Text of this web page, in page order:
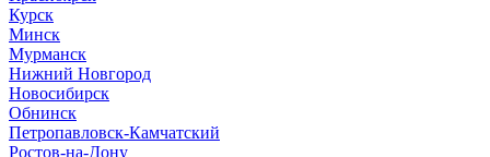
Курск
Минск
Мурманск
Нижний Новгород
Новосибирск
Обнинск
Петропавловск-Камчатский
Ростов-на-Дону